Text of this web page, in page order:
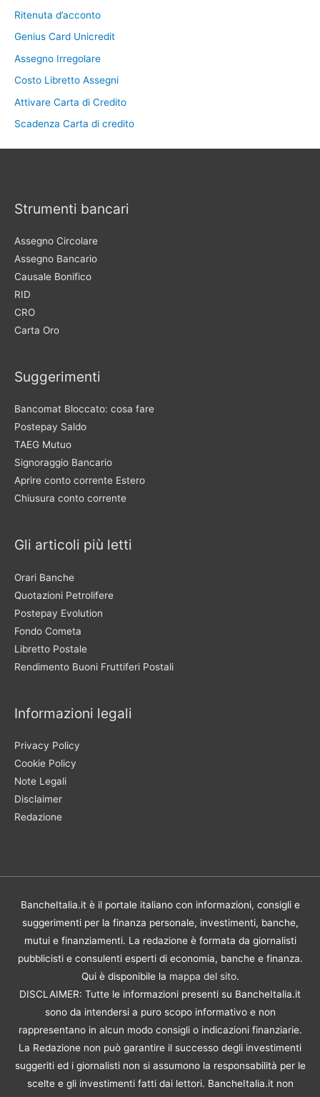
Ritenuta d’acconto
Genius Card Unicredit
Assegno Irregolare
Costo Libretto Assegni
Attivare Carta di Credito
Scadenza Carta di credito
Strumenti bancari
Assegno Circolare
Assegno Bancario
Causale Bonifico
RID
CRO
Carta Oro
Suggerimenti
Bancomat Bloccato: cosa fare
Postepay Saldo
TAEG Mutuo
Signoraggio Bancario
Aprire conto corrente Estero
Chiusura conto corrente
Gli articoli più letti
Orari Banche
Quotazioni Petrolifere
Postepay Evolution
Fondo Cometa
Libretto Postale
Rendimento Buoni Fruttiferi Postali
Informazioni legali
Privacy Policy
Cookie Policy
Note Legali
Disclaimer
Redazione
BancheItalia.it è il portale italiano con informazioni, consigli e
suggerimenti per la finanza personale, investimenti, banche,
mutui e finanziamenti. La redazione è formata da giornalisti
pubblicisti e consulenti esperti di economia, banche e finanza.
Qui è disponibile la mappa del sito.
DISCLAIMER: Tutte le informazioni presenti su BancheItalia.it
sono da intendersi a puro scopo informativo e non
rappresentano in alcun modo consigli o indicazioni finanziarie.
La Redazione non può garantire il successo degli investimenti
suggeriti ed i giornalisti non si assumono la responsabilità per le
scelte e gli investimenti fatti dai lettori. BancheItalia.it non